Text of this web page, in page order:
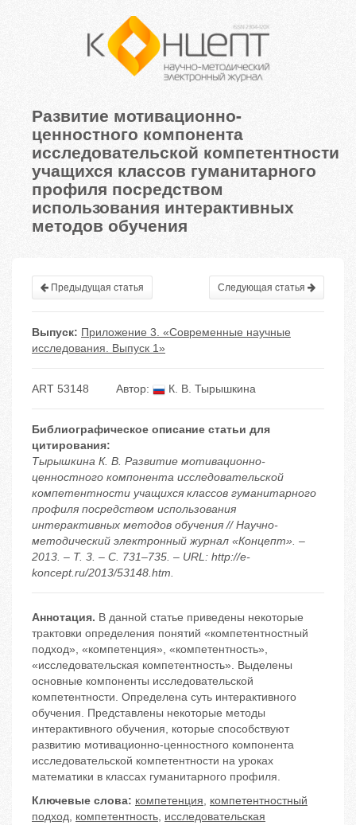
Развитие мотивационно-
ценностного компонента
исследовательской компетентности
учащихся классов гуманитарного
профиля посредством
использования интерактивных
методов обучения
Предыдущая статья Следующая статья
Выпуск: Приложение 3. «Современные научные
исследования. Выпуск 1»
ART 53148 Автор: К. В. Тырышкина
Библиографическое описание статьи для
цитирования:
Тырышкина К. В. Развитие мотивационно-
ценностного компонента исследовательской
компетентности учащихся классов гуманитарного
профиля посредством использования
интерактивных методов обучения // Научно-
методический электронный журнал «Концепт». –
2013. – Т. 3. – С. 731–735. – URL: http://e-
koncept.ru/2013/53148.htm.
Аннотация. В данной статье приведены некоторые
трактовки определения понятий «компетентностный
подход», «компетенция», «компетентность»,
«исследовательская компетентность». Выделены
основные компоненты исследовательской
компетентности. Определена суть интерактивного
обучения. Представлены некоторые методы
интерактивного обучения, которые способствуют
развитию мотивационно-ценностного компонента
исследовательской компетентности на уроках
математики в классах гуманитарного профиля.
Ключевые слова: компетенция, компетентностный
подход, компетентность, исследовательская